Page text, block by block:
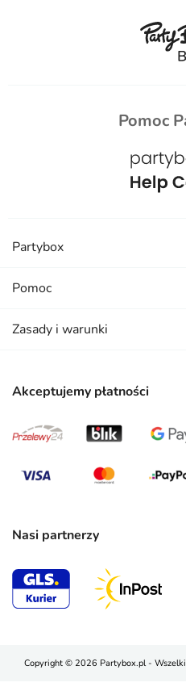
Pomoc
Akceptujemy płatności
Nasi partnerzy
Partybox
Pomoc
Zasady i warunki
Copyright © 2026 Partybox.pl -